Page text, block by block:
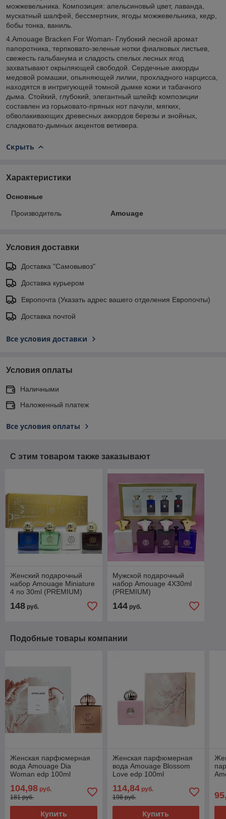
можжевельника. Композиция: апельсиновый цвет, лаванда,
мускатный шалфей, бессмертник, ягоды можжевельника, кедр,
бобы тонка, ваниль.
4.Amouage Bracken For Woman- Глубокий лесной аромат
папоротника, терпковато-зеленые нотки фиалковых листьев,
свежесть гальбанума и сладость спелых лесных ягод
захватывают окрыляющей свободой. Сердечные аккорды
медовой ромашки, опьяняющей лилии, прохладного нарцисса,
находятся в интригующей томной дымке кожи и табачного
дыма. Стойкий, глубокий, элегантный шлейф композиции
составлен из горьковато-пряных нот пачули, мягких,
обволакивающих древесных аккордов березы и знойных,
сладковато-дымных акцентов ветивера.
Скрыть
Характеристики
Основные
Производитель Amouage
Условия доставки
Доставка "Самовывоз"
Доставка курьером
Европочта (Указать адрес вашего отделения Европочты)
Доставка почтой
Все условия доставки
Условия оплаты
Наличными
Наложенный платеж
Все условия оплаты
С этим товаром также заказывают
Женский подарочный
набор Amouage Miniature
4 по 30ml (PREMIUM)
148 руб.
Мужской подарочный
набор Amouage 4X30ml
(PREMIUM)
144руб.
Подобные товары компании
Женская парфюмерная
вода Amouage Dia
Woman edp 100ml
104,98 руб.
181 руб.
Купить
Женская парфюмерная
вода Amouage Blossom
Love edp 100ml
114,84руб.
198 руб.
Купить